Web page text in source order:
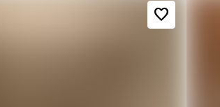
favorite_border